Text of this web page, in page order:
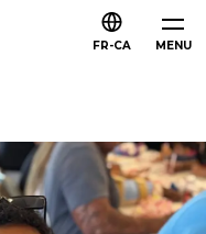
MENU
FR-CA